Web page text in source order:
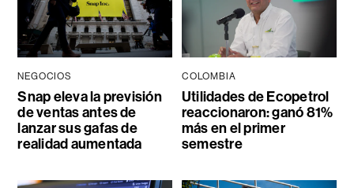
NEGOCIOS
Snap eleva la previsión
de ventas antes de
lanzar sus gafas de
realidad aumentada
COLOMBIA
Utilidades de Ecopetrol
reaccionaron: ganó 81%
más en el primer
semestre